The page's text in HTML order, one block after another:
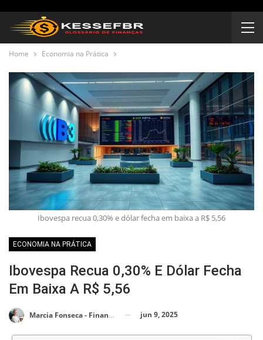
Home Economia na Prática
Ibovespa recua 0,30% e dólar fecha em baixa a R$ 5,56
ECONOMIA NA PRÁTICA
Ibovespa Recua 0,30% E Dólar Fecha
Em Baixa A R$ 5,56
Marcia Fonseca - Financial Consultant jun 9, 2025